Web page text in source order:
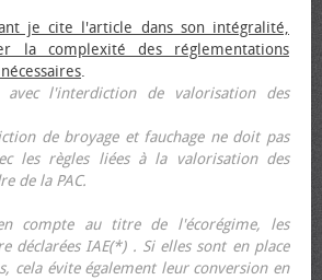
je cite l'article dans son intégralité,
la complexité des réglementations
.
avec l'interdiction de valorisation des
de broyage et fauchage ne doit pas
les règles liées à la valorisation des
de la PAC.
compte au titre de l'écorégime, les
déclarées IAE(*) . Si elles sont en place
cela évite également leur conversion en